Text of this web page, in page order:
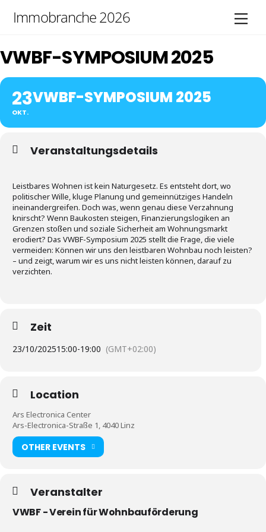
Immobranche 2026
VWBF-SYMPOSIUM 2025
23
OKT.
VWBF-SYMPOSIUM 2025
Veranstaltungsdetails
Leistbares Wohnen ist kein Naturgesetz. Es entsteht dort, wo
politischer Wille, kluge Planung und gemeinnütziges Handeln
ineinandergreifen. Doch was, wenn genau diese Verzahnung
knirscht? Wenn Baukosten steigen, Finanzierungslogiken an
Grenzen stoßen und soziale Sicherheit am Wohnungsmarkt
erodiert? Das VWBF-Symposium 2025 stellt die Frage, die viele
vermeiden: Können wir uns den leistbaren Wohnbau noch leisten?
– und zeigt, warum wir es uns nicht leisten können, darauf zu
verzichten.
Zeit
23/10/202515:00-19:00 (GMT+02:00)
Location
Ars Electronica Center
Ars-Electronica-Straße 1, 4040 Linz
OTHER EVENTS
Veranstalter
VWBF - Verein für Wohnbauförderung